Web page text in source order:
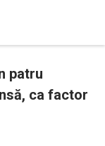
patru
ca factor